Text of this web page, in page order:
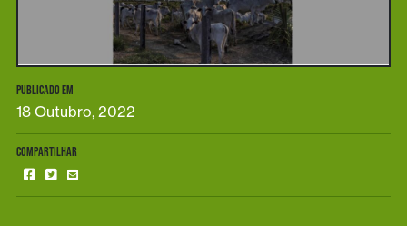
PUBLICADO EM
18 Outubro, 2022
COMPARTILHAR